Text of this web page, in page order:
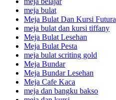
meja bulat
Meja Bulat Dan Kursi Futura
meja bulat dan kursi tiffany
Meja Bulat Lesehan
Meja Bulat Pesta
meja bulat scriting gold
Meja Bundar
Meja Bundar Lesehan
Meja Cafe Kaca
meja dan bangku bakso